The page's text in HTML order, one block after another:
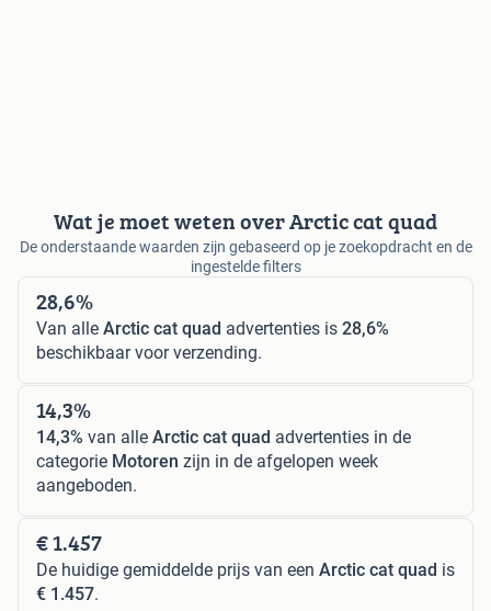
Wat je moet weten over Arctic cat quad
De onderstaande waarden zijn gebaseerd op je zoekopdracht en de
ingestelde filters
28,6%
Van alle Arctic cat quad advertenties is 28,6%
beschikbaar voor verzending.
14,3%
14,3% van alle Arctic cat quad advertenties in de
categorie Motoren zijn in de afgelopen week
aangeboden.
€ 1.457
De huidige gemiddelde prijs van een Arctic cat quad is
€ 1.457.